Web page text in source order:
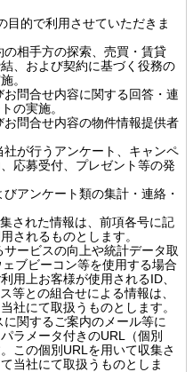
目的で利用させていただきま
相手方の探索、売買・賃貸
、および契約に基づく役務の
。
問合せ内容に関する回答・連
の実施。
問合せ内容の物件情報提供者
が行うアンケート、キャンペ
応募受付、プレゼント等の発
アンケート類の集計・連絡・
された情報は、前項各号に記
されるものとします。
ービスの向上や統計データ取
ブビーコン等を使用する場合
用上お客様が使用されるID、
等との組合せによる情報は、
社にて取扱うものとします。
関するご案内のメール等に
ラメータ付きのURL（個別
この個別URLを用いて収集さ
当社にて取扱うものとしま